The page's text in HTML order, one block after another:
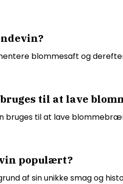
blommesaft og
til at lave
bruges til at lave
populært?
af sin unikke smag og